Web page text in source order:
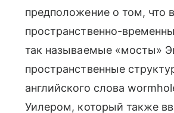
предположение о том, что
пространственно-
так называемые «мосты»
пространственные
английского слова
Уилером, который также